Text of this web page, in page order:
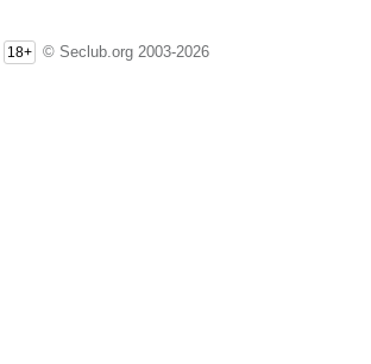
18+ © Seclub.org 2003-2026